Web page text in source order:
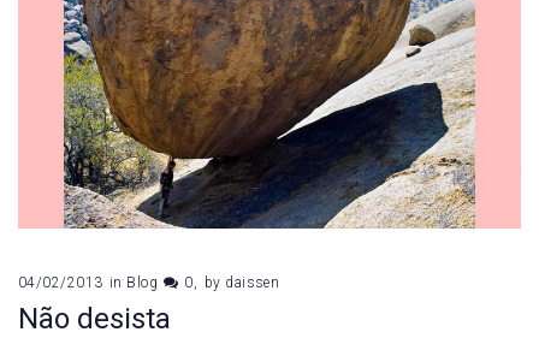
04/02/2013 in Blog 0 by daissen
Não desista